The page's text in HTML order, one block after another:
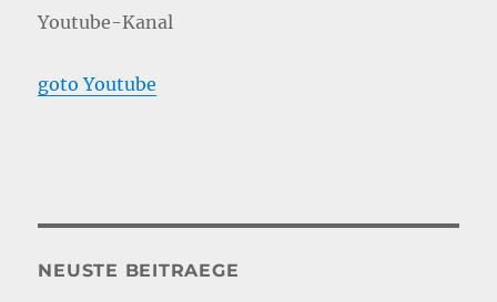
Youtube-Kanal
goto Youtube
NEUSTE BEITRAEGE